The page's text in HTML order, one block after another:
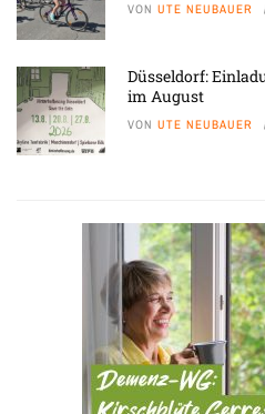
VON UTE NEUBAUER
Düsseldorf:
im August
VON UTE NEUBAUER